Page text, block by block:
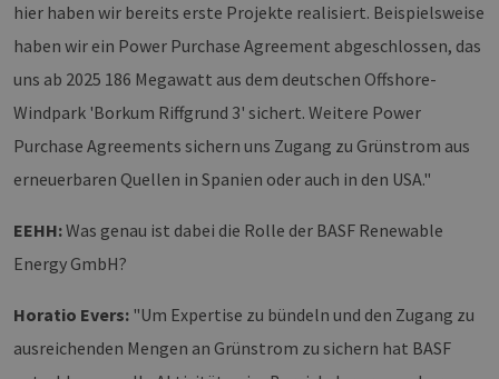
hier haben wir bereits erste Projekte realisiert. Beispielsweise
haben wir ein Power Purchase Agreement abgeschlossen, das
uns ab 2025 186 Megawatt aus dem deutschen Offshore-
Windpark 'Borkum Riffgrund 3' sichert. Weitere Power
Purchase Agreements sichern uns Zugang zu Grünstrom aus
erneuerbaren Quellen in Spanien oder auch in den USA."
EEHH:Was genau ist dabei die Rolle der BASF Renewable
Energy GmbH?
Horatio Evers: "Um Expertise zu bündeln und den Zugang zu
ausreichenden Mengen an Grünstrom zu sichern hat BASF